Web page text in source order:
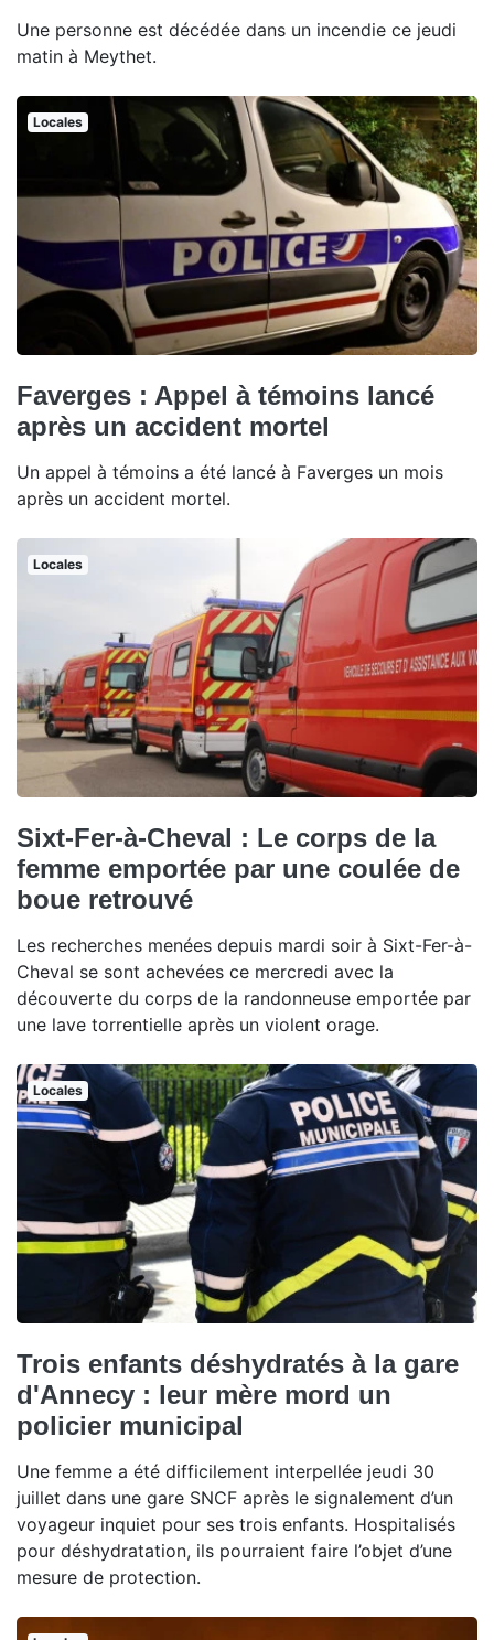
Une personne est décédée dans un incendie ce jeudi
matin à Meythet.
Locales
Faverges : Appel à témoins lancé
après un accident mortel
Un appel à témoins a été lancé à Faverges un mois
après un accident mortel.
Locales
Sixt-Fer-à-Cheval : Le corps de la
femme emportée par une coulée de
boue retrouvé
Les recherches menées depuis mardi soir à Sixt-Fer-à-
Cheval se sont achevées ce mercredi avec la
découverte du corps de la randonneuse emportée par
une lave torrentielle après un violent orage.
Locales
Trois enfants déshydratés à la gare
d'Annecy : leur mère mord un
policier municipal
Une femme a été difficilement interpellée jeudi 30
juillet dans une gare SNCF après le signalement d’un
voyageur inquiet pour ses trois enfants. Hospitalisés
pour déshydratation, ils pourraient faire l’objet d’une
mesure de protection.